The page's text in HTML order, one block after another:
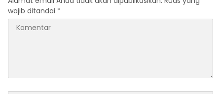
wajib ditandai *